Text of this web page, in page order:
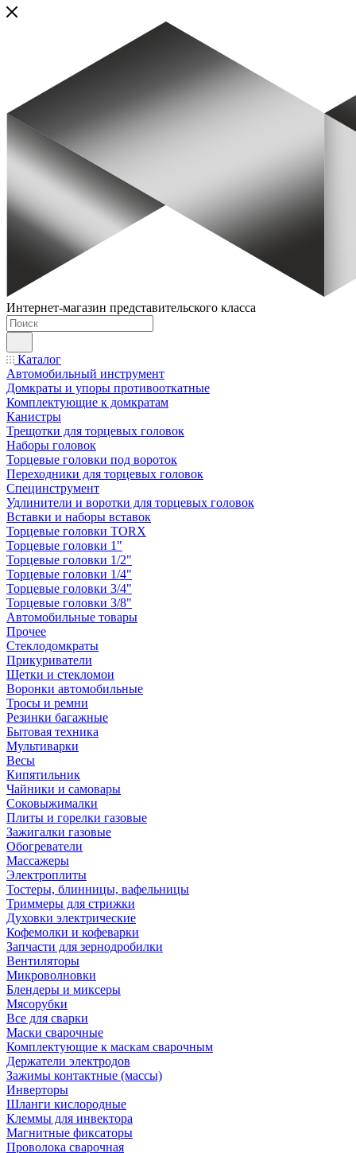
Интернет-магазин представительского класса
Каталог
Автомобильный инструмент
Домкраты и упоры противооткатные
Комплектующие к домкратам
Канистры
Трещотки для торцевых головок
Наборы головок
Торцевые головки под вороток
Переходники для торцевых головок
Специнструмент
Удлинители и воротки для торцевых головок
Вставки и наборы вставок
Торцевые головки TORX
Торцевые головки 1"
Торцевые головки 1/2"
Торцевые головки 1/4"
Торцевые головки 3/4"
Торцевые головки 3/8"
Автомобильные товары
Прочее
Стеклодомкраты
Прикуриватели
Щетки и стекломои
Воронки автомобильные
Тросы и ремни
Резинки багажные
Бытовая техника
Мультиварки
Весы
Кипятильник
Чайники и самовары
Соковыжималки
Плиты и горелки газовые
Зажигалки газовые
Обогреватели
Массажеры
Электроплиты
Тостеры, блинницы, вафельницы
Триммеры для стрижки
Духовки электрические
Кофемолки и кофеварки
Запчасти для зернодробилки
Вентиляторы
Микроволновки
Блендеры и миксеры
Мясорубки
Все для сварки
Маски сварочные
Комплектующие к маскам сварочным
Держатели электродов
Зажимы контактные (массы)
Инверторы
Шланги кислородные
Клеммы для инвектора
Магнитные фиксаторы
Проволока сварочная